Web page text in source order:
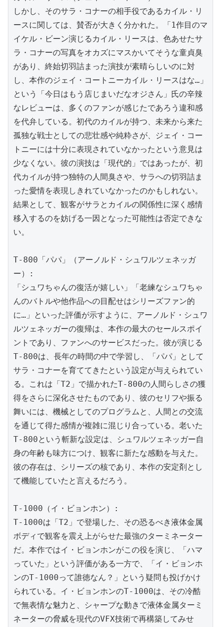
しかし、そのサラ・コナーの相手役であるカイル・リ
ースに関しては、賛否が大きく分かれた。「1作目のマ
イケル・ビーン演じるカイル・リースは、色あせたサ
ラ・コナーの写真をオカズにマスかいてそうな童貞臭
があり、終始切羽詰まった演技が素晴らしいのに対
し、本作のジェイ・コートニーカイル・リースはな…」
という「今日はもう店じまいだなオジさん」氏の辛辣
なレビューは、多くのファンが感じたであろう違和感
を代弁している。初代のカイルが持つ、未来から来た
孤独な戦士としての悲壮感や純粋さが、ジェイ・コー
トニーには十分に表現されていなかったという意見は
少なくない。彼の演技は「現代的」ではあったが、初
代カイルが持つ独特の人間臭さや、サラへの切羽詰ま
った愛情を表現しきれていなかったのかもしれない。
結果として、観客がサラとカイルの関係性に深く感情
移入するのを妨げる一因となった可能性は否定できな
い。
T-800「パパ」（アーノルド・シュワルツェネッガ
ー）:
「シュワちゃんの復活が嬉しい」「老練なシュワちゃ
んのバトルや他作品への目配せはシリーズファン的
に…」といった評価が示すように、アーノルド・シュワ
ルツェネッガーの復帰は、本作の最大のセールスポイ
ントであり、ファンへのサービスだった。彼が演じる
T-800は、長年の時間の中で学習し、「パパ」として
サラ・コナーを育ててきたという設定が与えられてい
る。これは「T2」で描かれたT-800の人間らしさの獲
得をさらに深化させたものであり、彼のセリフや振る
舞いには、機械としてのプログラムと、人間との交流
を通じて得た感情が複雑に混じり合っている。老いた
T-800という斬新な設定は、シュワルツェネッガー自
身の年齢も味方につけ、観客に新たな感動を与えた。
彼の存在は、シリーズの核であり、本作の安定剤とし
て機能していたと言えるだろう。
T-1000（イ・ビョンホン）:
T-1000は「T2」で登場した、その恐るべき液体金属
ボディで観客を震え上がらせた最強のターミネーター
だ。本作ではイ・ビョンホンがこの役を演じ、「ハマ
っていた」という評価がある一方で、「イ・ビョンホ
ンのT-1000って誰徳なん？」という疑問も投げかけ
られている。イ・ビョンホンのT-1000は、その冷酷
で無表情な魅力と、シャープな動きで液体金属ターミ
ネーターの脅威を現代のVFX技術で再構築してみせ